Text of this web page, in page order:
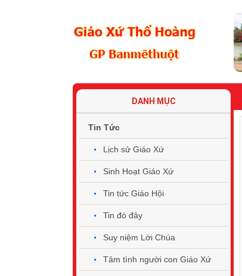
DANH MỤC
Tin Tức
Lịch sử Giáo Xứ
Sinh Hoạt Giáo Xứ
Tin tức Giáo Hội
Tin đó đây
Suy niệm Lời Chúa
Tâm tình người con Giáo Xứ